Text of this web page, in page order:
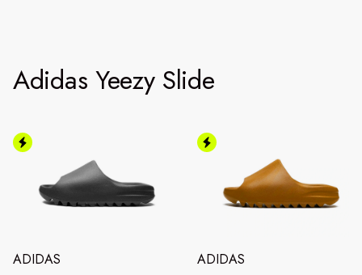
Adidas Yeezy Slide
ADIDAS ADIDAS